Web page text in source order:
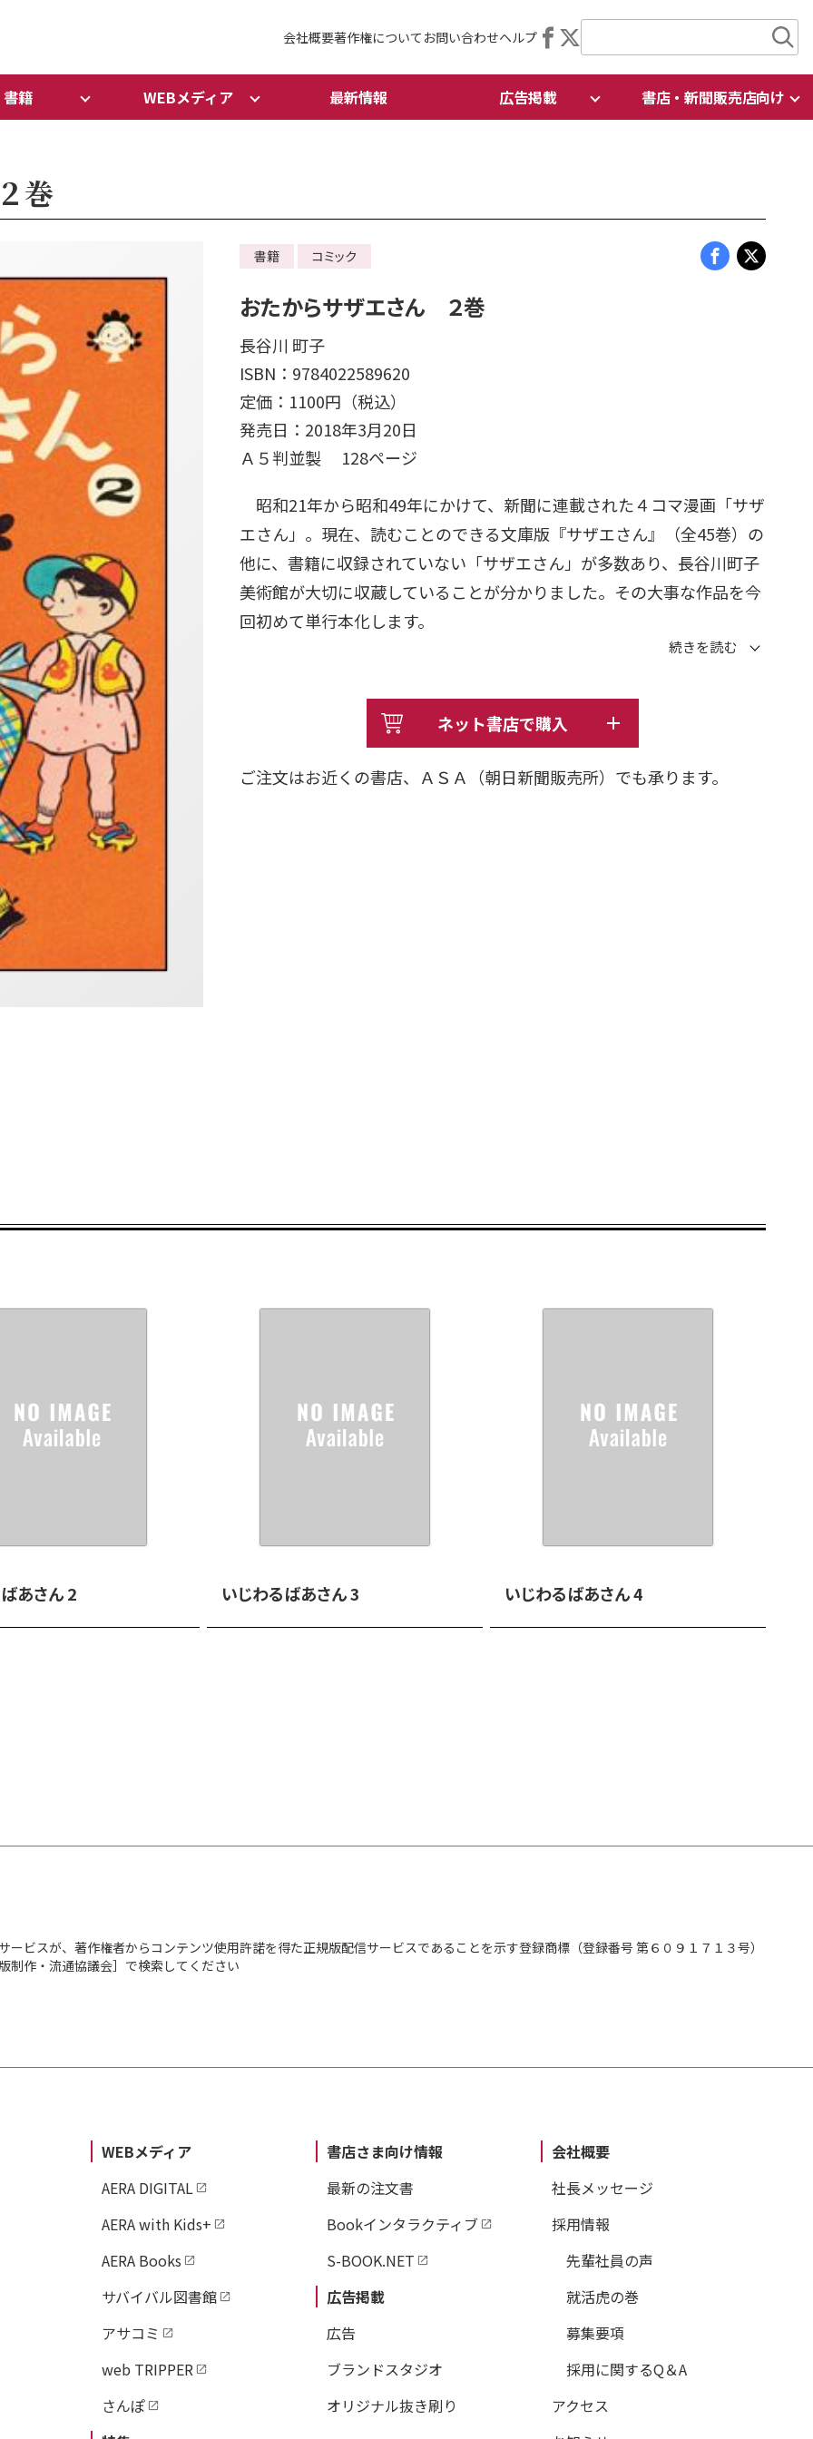
会社概要著作権について お問い合わせヘルプ
書籍 WEBメディア 最新情報 広告掲載 書店・新聞販売店向け
巻
書籍 コミック
おたからサザエさん ２巻
長谷川 町子
ISBN：9784022589620
定価：1100円（税込）
発売日：2018年3月20日
Ａ５判並製 128ページ
昭和21年から昭和49年にかけて、新聞に連載された４コマ漫画「サザ
エさん」。現在、読むことのできる文庫版『サザエさん』（全45巻）の
他に、書籍に収録されていない「サザエさん」が多数あり、長谷川町子
美術館が大切に収蔵していることが分かりました。その大事な作品を今
回初めて単行本化します。
→今までは40～70年前の紙面でしか読めなかった作品です。
（2）原画を収録
ネット書店で購入
ご注文はお近くの書店、ＡＳＡ（朝日新聞販売所）でも承ります。
あさん 2 いじわるばあさん 3 いじわるばあさん 4
ビスが、著作権者からコンテンツ使用許諾を得た正規版配信サービスであることを示す登録商標（登録番号 第６０９１７１３号）
制作・流通協議会］で検索してください
WEBメディア
AERA DIGITAL
AERA with Kids+
AERA Books
サバイバル図書館
アサコミ
web TRIPPER
さんぽ
書店さま向け情報
最新の注文書
Bookインタラクティブ
S-BOOK.NET
広告掲載
広告
ブランドスタジオ
オリジナル抜き刷り
会社概要
社長メッセージ
採用情報
先輩社員の声
就活虎の巻
募集要項
採用に関するQ＆A
アクセス